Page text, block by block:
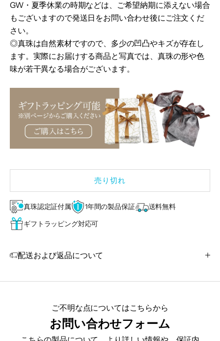
GW・夏季休業の時期などは、ご希望納期に添えない場合
もございますので発送日をお問い合わせ後にご注文くだ
さい。
◎真珠は自然素材ですので、多少の凹凸やキズが存在し
ます。 実際にお届けする商品と写真では、真珠の形や色
味が若干異なる場合がございます。
売り切れ
真珠認定証付属 1年間の製品保証
送料無料
ギフトラッピング対応可
配送および返品について
ご不明な点についてはこちらから
お問い合わせフォーム